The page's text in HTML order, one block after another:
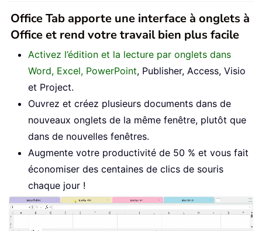
Office Tab apporte une interface à onglets à
Office et rend votre travail bien plus facile
Activez l’édition et la lecture par onglets dans
Word, Excel, PowerPoint, Publisher, Access, Visio
et Project.
Ouvrez et créez plusieurs documents dans de
nouveaux onglets de la même fenêtre, plutôt que
dans de nouvelles fenêtres.
Augmente votre productivité de 50 % et vous fait
économiser des centaines de clics de souris
chaque jour !